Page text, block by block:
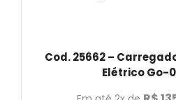
Cod. 25662 –
Elétrico Go-